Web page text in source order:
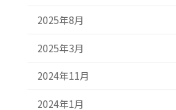
2025年8月
2025年3月
2024年11月
2024年1月